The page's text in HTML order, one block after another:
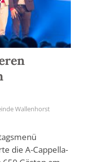
Wallenhorst
die A-Cappella-